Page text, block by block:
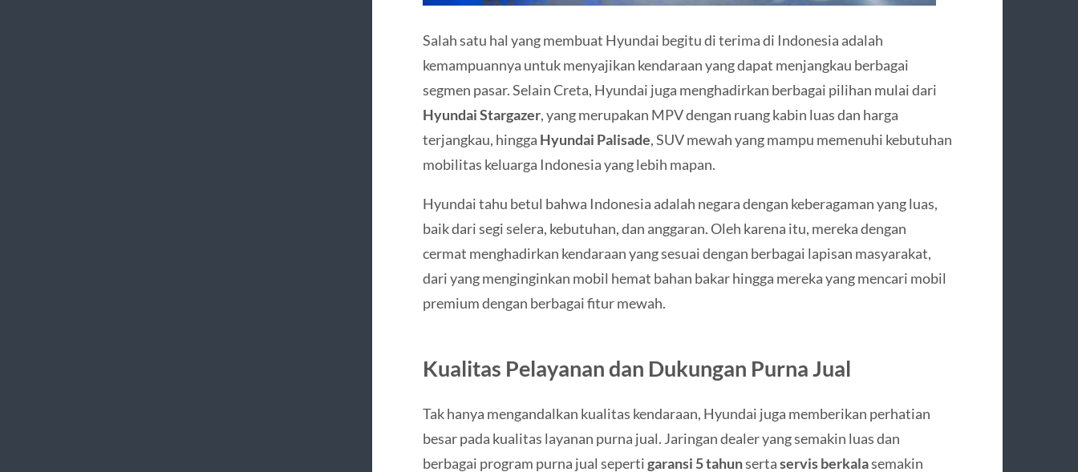
Salah satu hal yang membuat Hyundai begitu di terima di Indonesia adalah
kemampuannya untuk menyajikan kendaraan yang dapat menjangkau berbagai
segmen pasar. Selain Creta, Hyundai juga menghadirkan berbagai pilihan mulai dari
Hyundai Stargazer, yang merupakan MPV dengan ruang kabin luas dan harga
terjangkau, hingga Hyundai Palisade, SUV mewah yang mampu memenuhi kebutuhan
mobilitas keluarga Indonesia yang lebih mapan.
Hyundai tahu betul bahwa Indonesia adalah negara dengan keberagaman yang luas,
baik dari segi selera, kebutuhan, dan anggaran. Oleh karena itu, mereka dengan
cermat menghadirkan kendaraan yang sesuai dengan berbagai lapisan masyarakat,
dari yang menginginkan mobil hemat bahan bakar hingga mereka yang mencari mobil
premium dengan berbagai fitur mewah.
Kualitas Pelayanan dan Dukungan Purna Jual
Tak hanya mengandalkan kualitas kendaraan, Hyundai juga memberikan perhatian
besar pada kualitas layanan purna jual. Jaringan dealer yang semakin luas dan
berbagai program purna jual sepertigaransi 5 tahunsertaservis berkalasemakin